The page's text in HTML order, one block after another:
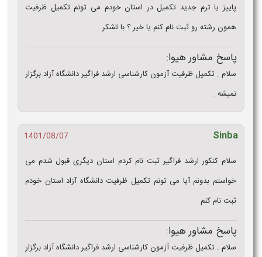
پاییز یا ترم جدید تکمیل در استان‌ خودم می تونم تکمیل ظرفیت
همون رشته رو ثبت‌ نام کنم یا خیر ؟ با تشکر
پاسخ مشاور هیوا:
سلام . تکمیل ظرفیت آزمون کارشناسی ارشد فراگیر دانشگاه آزاد برگزار
نمیشه .
Sinba
1401/08/07
سلام کنکور ارشد فراگیر ثبت‌ نام کردم استان دیگری قبول شدم می
خواستم بدونم آیا می تونم تکمیل ظرفیت دانشگاه آزاد استان خودم
ثبت‌ نام کنم
پاسخ مشاور هیوا:
سلام . تکمیل ظرفیت آزمون کارشناسی ارشد فراگیر دانشگاه آزاد برگزار